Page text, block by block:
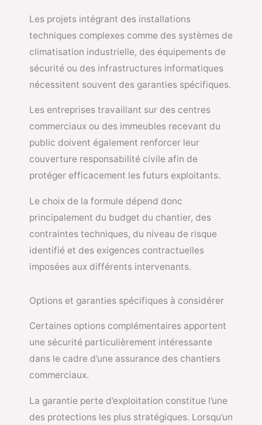
Les projets intégrant des installations
techniques complexes comme des systèmes de
climatisation industrielle, des équipements de
sécurité ou des infrastructures informatiques
nécessitent souvent des garanties spécifiques.
Les entreprises travaillant sur des centres
commerciaux ou des immeubles recevant du
public doivent également renforcer leur
couverture responsabilité civile afin de
protéger efficacement les futurs exploitants.
Le choix de la formule dépend donc
principalement du budget du chantier, des
contraintes techniques, du niveau de risque
identifié et des exigences contractuelles
imposées aux différents intervenants.
Options et garanties spécifiques à considérer
Certaines options complémentaires apportent
une sécurité particulièrement intéressante
dans le cadre d’une assurance des chantiers
commerciaux.
La garantie perte d’exploitation constitue l’une
des protections les plus stratégiques. Lorsqu’un